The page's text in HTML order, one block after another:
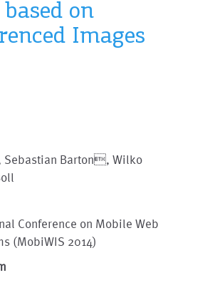
on
Images
Sebastian Barton, Wilko
Conference on Mobile Web
(MobiWIS 2014)